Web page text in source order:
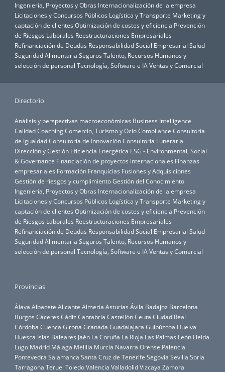
Ingeniería, Proyectos y Obras Internacionalización de la empresa
Licitaciones y Concursos Públicos Logística y Transporte Marketing y
captación de clientes Optimización de costes y eficiencia Prevención
de Riesgos Laborales Reestructuraciones Empresariales
Refinanciación de Deudas Responsabilidad Social Empresarial Salud
Seguridad Alimentaria Seguros Talento, Recursos Humanos y
selección de personal Tecnología, Software e IA Ventas y Comercial
Directorio
Análisis y perspectivas macroeconómicas Business Intelligence
CalidadCoachingComercio, Turismo y OcioCompliance Consultoría
de IgualdadConsultoría de InnovaciónConsultoría Funeraria
Dirección y Gestión Eficiencia Energética ESG - Environmental, Social
& Governance Financiación de proyectos internacionales Finanzas
empresariales Formación Franquicias Fusiones y Adquisiciones
Gestión de riesgos y cumplimientoGestión del Conocimiento
Ingeniería, Proyectos y Obras Internacionalización de la empresa
Licitaciones y Concursos Públicos Logística y Transporte Marketing y
captación de clientes Optimización de costes y eficiencia Prevención
de Riesgos Laborales Reestructuraciones Empresariales
Refinanciación de Deudas Responsabilidad Social Empresarial Salud
Seguridad Alimentaria Seguros Talento, Recursos Humanos y
selección de personal Tecnología, Software e IA Ventas y Comercial
Provincias
Álava Albacete Alicante Almería Asturias Ávila Badajoz Barcelona
Burgos Cáceres Cádiz Cantabria CastellónCeuta Ciudad Real
Córdoba Cuenca Girona Granada Guadalajara Guipúzcoa Huelva
Huesca Islas Baleares Jaén La Coruña La Rioja Las Palmas León Lleida
Lugo Madrid Málaga Melilla Murcia Navarra Orense Palencia
Pontevedra Salamanca Santa Cruz de Tenerife Segovia Sevilla Soria
Tarragona Teruel ToledoValencia ValladolidVizcaya Zamora